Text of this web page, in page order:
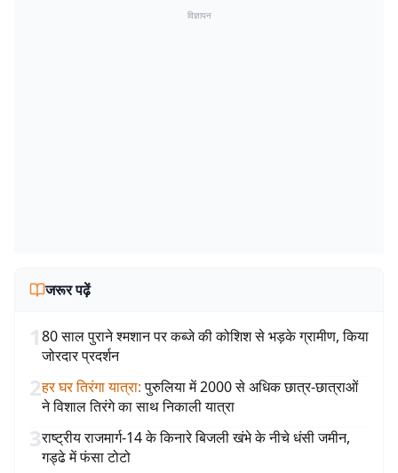
विज्ञापन
जरूर पढ़ें
180 साल पुराने श्मशान पर कब्जे की कोशिश से भड़के ग्रामीण, किया
जोरदार प्रदर्शन
2हर घर तिरंगा यात्रा: पुरुलिया में 2000 से अधिक छात्र-छात्राओं
ने विशाल तिरंगे का साथ निकाली यात्रा
3राष्ट्रीय राजमार्ग-14 के किनारे बिजली खंभे के नीचे धंसी जमीन,
गड्ढे में फंसा टोटो